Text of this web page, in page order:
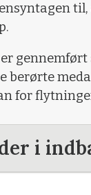
gennemført
berørte
for
i